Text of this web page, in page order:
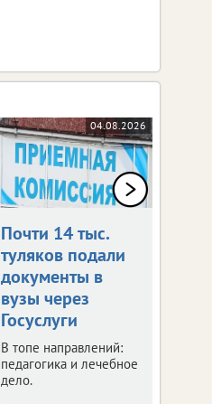
04.08.2026
Почти 14 тыс.
туляков подали
документы в
вузы через
Госуслуги
В топе направлений:
педагогика и лечебное
дело.